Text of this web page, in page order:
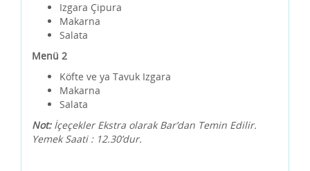
Izgara Çipura
Makarna
Salata
Menü 2
Köfte ve ya Tavuk Izgara
Makarna
Salata
Not: İçeçekler Ekstra olarak Bar’dan Temin Edilir.
Yemek Saati : 12.30’dur.